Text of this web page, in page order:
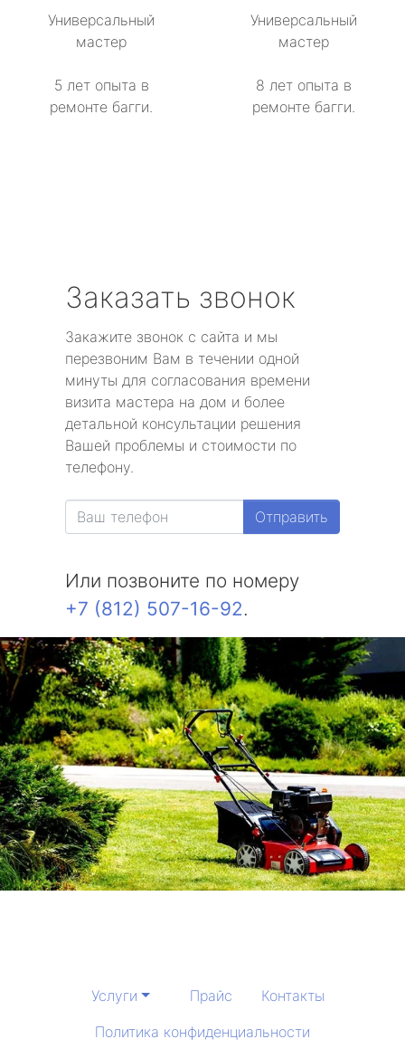
Универсальный
мастер
5 лет опыта в
ремонте багги.
Универсальный
мастер
8 лет опыта в
ремонте багги.
Заказать звонок
Закажите звонок с сайта и мы
перезвоним Вам в течении одной
минуты для согласования времени
визита мастера на дом и более
детальной консультации решения
Вашей проблемы и стоимости по
телефону.
Отправить
Или позвоните по номеру
+7 (812) 507-16-92.
Услуги Прайс
Контакты
Политика конфиденциальности